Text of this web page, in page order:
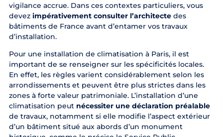
vigilance accrue. Dans ces contextes particuliers, vous
devez impérativement consulter l’architectedes
bâtiments de France avant d’entamer vos travaux
d’installation.
Pour une installation de climatisation à Paris, il est
important de se renseigner sur les spécificités locales.
En effet, les règles varient considérablement selon les
arrondissements et peuvent être plus strictes dans les
zones à forte valeur patrimoniale. L’installation d’une
climatisation peut nécessiter une déclaration préalable
de travaux, notamment si elle modifie l’aspect extérieur
d’un bâtiment situé aux abords d’un monument